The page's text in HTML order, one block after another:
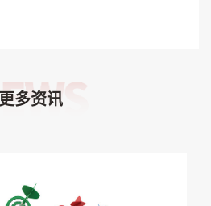
更多资讯